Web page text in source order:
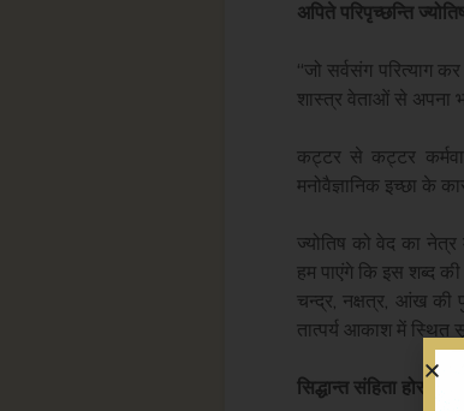
अपिते परिपृच्छन्ति
‘‘जो सर्वसंग परित्याग
शास्त्र वेताओं से अपना
कट्टर से कट्टर
मनोवैज्ञानिक इच्छा के
ज्योतिष को वेद का नेत्र
हम पाएंगे कि इस शब्द की
चन्द्र, नक्षत्र, आंख की
तात्पर्य आकाश में स्थित
सिद्धान्त संहिता होरा